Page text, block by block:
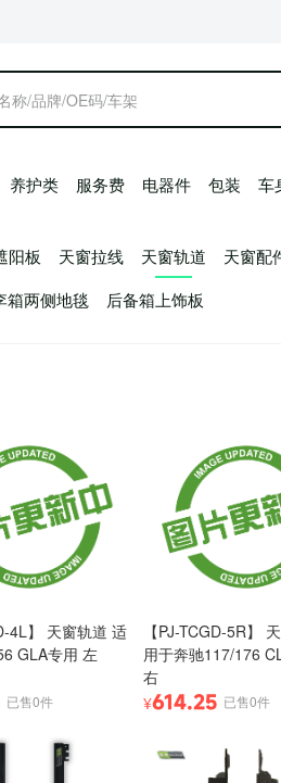
养护类 服务费 电器件 包装 车
阳板 天窗拉线 天窗轨道 天窗配
箱两侧地毯 后备箱上饰板
4L】 天窗轨道 适
GLA专用 左
已售0件
【PJ-TCGD-5R】
用于奔驰117/176
右
¥614.25 已售0件